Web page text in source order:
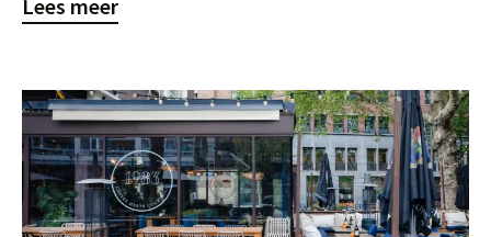
Lees meer